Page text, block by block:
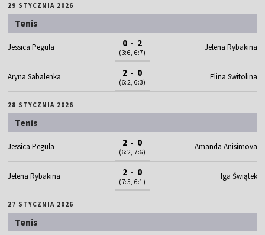
29 STYCZNIA 2026
Tenis
Jessica Pegula 0 - 2
(3:6, 6:7)
Jelena Rybakina
Aryna Sabalenka 2 - 0
(6:2, 6:3)
Elina Switolina
28 STYCZNIA 2026
Tenis
Jessica Pegula 2 - 0
(6:2, 7:6)
Amanda Anisimova
Jelena Rybakina 2 - 0
(7:5, 6:1)
Iga Świątek
27 STYCZNIA 2026
Tenis